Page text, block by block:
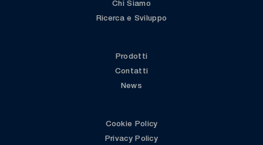
Chi Siamo
Ricerca e Sviluppo
Prodotti
Contatti
News
Cookie Policy
Privacy Policy